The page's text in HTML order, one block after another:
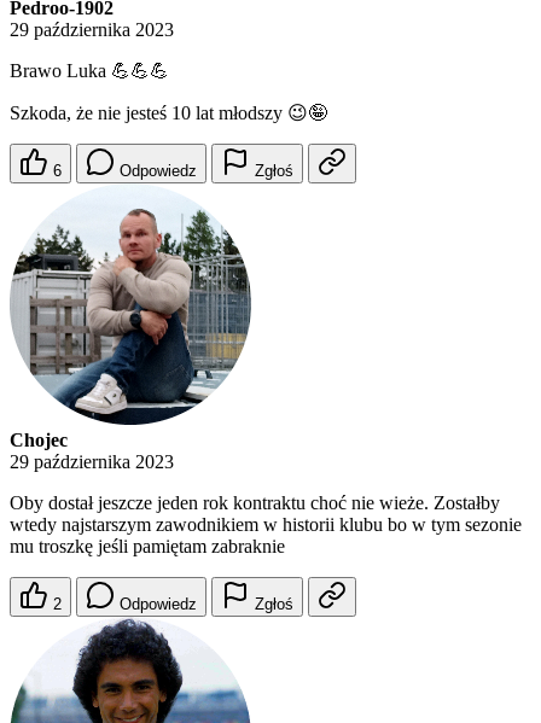
Pedroo-1902
29 października 2023
Brawo Luka 💪💪💪
Szkoda, że nie jesteś 10 lat młodszy 😉🤪
6 Odpowiedz Zgłoś
Chojec
29 października 2023
Oby dostał jeszcze jeden rok kontraktu choć nie wieże. Zostałby
wtedy najstarszym zawodnikiem w historii klubu bo w tym sezonie
mu troszkę jeśli pamiętam zabraknie
2 Odpowiedz Zgłoś